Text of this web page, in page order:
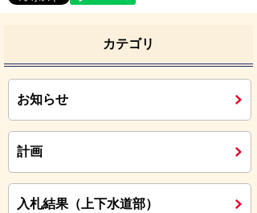
カテゴリ
お知らせ
計画
入札結果（上下水道部）